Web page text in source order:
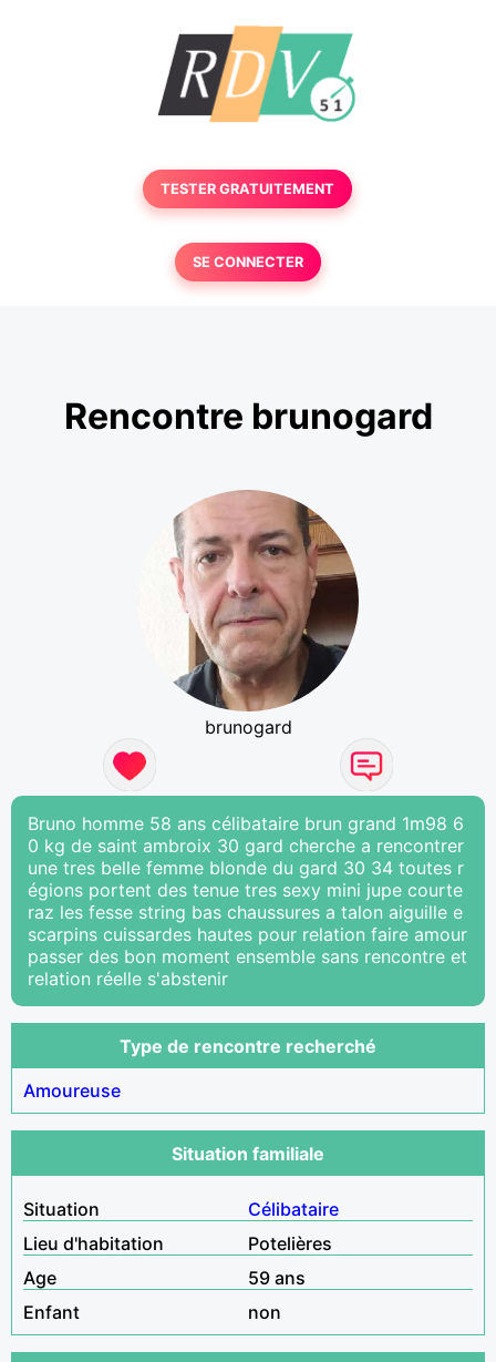
TESTER GRATUITEMENT
SE CONNECTER
Rencontre brunogard
brunogard
Bruno homme 58 ans célibataire brun grand 1m98 6
0 kg de saint ambroix 30 gard cherche a rencontrer
une tres belle femme blonde du gard 30 34 toutes r
égions portent des tenue tres sexy mini jupe courte
raz les fesse string bas chaussures a talon aiguille e
scarpins cuissardes hautes pour relation faire amour
passer des bon moment ensemble sans rencontre et
relation réelle s'abstenir
Type de rencontre recherché
Amoureuse
Situation familiale
Situation
Célibataire
Lieu d'habitation
Potelières
Age
59 ans
Enfant
non